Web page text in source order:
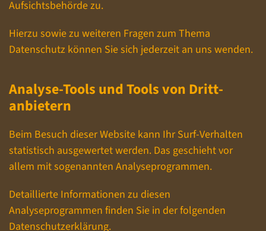
Aufsichtsbehörde zu.
Hierzu sowie zu weiteren Fragen zum Thema
Datenschutz können Sie sich jederzeit an uns wenden.
Analyse-Tools und Tools von Dritt­
anbietern
Beim Besuch dieser Website kann Ihr Surf-Verhalten
statistisch ausgewertet werden. Das geschieht vor
allem mit sogenannten Analyseprogrammen.
Detaillierte Informationen zu diesen
Analyseprogrammen finden Sie in der folgenden
Datenschutzerklärung.